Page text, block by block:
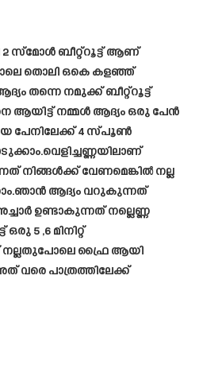
2 സ്‌മോൾ ബീറ്റ്റൂട്ട് ആണ്
തൊലി ഒകെ കളഞ്ഞ്
തന്നെ നമുക്ക് ബീറ്റ്റൂട്ട്
നമ്മൾ ആദ്യം ഒരു പേൻ
പേനിലേക്ക് 4 സ്പൂൺ
നിങ്ങൾക്ക് വേണമെങ്കിൽ നല്ല
ആദ്യം വറുകുന്നത്
ഉണ്ടാകുന്നത് നല്ലെണ്ണ
5 ,6 മിനിറ്റ്
നല്ലതുപോലെ ഫ്രൈ ആയി
വരെ പാത്രത്തിലേക്ക്